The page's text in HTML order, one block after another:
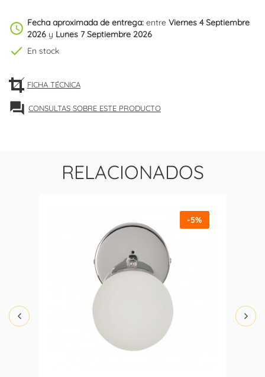
schedule Fecha aproximada de entrega: entre Viernes 4 Septiembre
2026 y Lunes 7 Septiembre 2026
check En stock
FICHA TÉCNICA
forum CONSULTAS SOBRE ESTE PRODUCTO
RELACIONADOS
-5%